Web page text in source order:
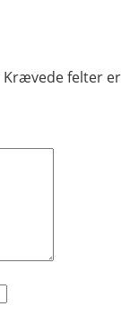
Krævede felter er